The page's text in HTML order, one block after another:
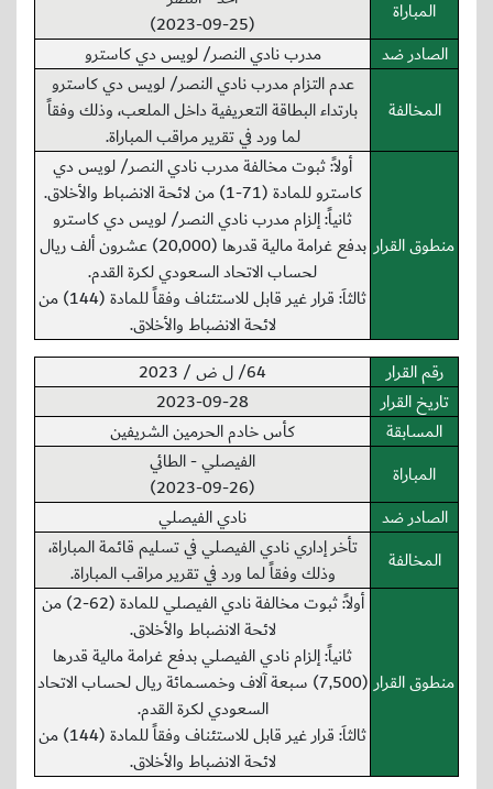
المباراة
(2023-09-25)
الصادر ضد
مدرب نادي النصر/ لويس دي كاسترو
المخالفة
عدم التزام مدرب نادي النصر/ لويس دي كاسترو
بارتداء البطاقة التعريفية داخل الملعب، وذلك وفقاً
لما ورد في تقرير مراقب المباراة.
منطوق القرار
أولاً: ثبوت مخالفة مدرب نادي النصر/ لويس دي
كاسترو للمادة (71-1) من لائحة الانضباط والأخلاق.
ثانياً: إلزام مدرب نادي النصر/ لويس دي كاسترو
بدفع غرامة مالية قدرها (20,000) عشرون ألف ريال
لحساب الاتحاد السعودي لكرة القدم.
ثالثاَ: قرار غير قابل للاستئناف وفقاً للمادة (144) من
لائحة الانضباط والأخلاق.
رقم القرار
64/ ل ض / 2023
تاريخ القرار
2023-09-28
المسابقة
كأس خادم الحرمين الشريفين
المباراة
الفيصلي - الطائي
(2023-09-26)
الصادر ضد
نادي الفيصلي
المخالفة
تأخر إداري نادي الفيصلي في تسليم قائمة المباراة،
وذلك وفقاً لما ورد في تقرير مراقب المباراة.
منطوق القرار
أولاً: ثبوت مخالفة نادي الفيصلي للمادة (62-2) من
لائحة الانضباط والأخلاق.
ثانياً: إلزام نادي الفيصلي بدفع غرامة مالية قدرها
(7,500) سبعة آلاف وخمسمائة ريال لحساب الاتحاد
السعودي لكرة القدم.
ثالثاَ: قرار غير قابل للاستئناف وفقاً للمادة (144) من
لائحة الانضباط والأخلاق.